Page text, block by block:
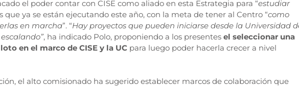
el poder contar con CISE como aliado en esta Estrategia para “estudiar
que ya se están ejecutando este año, con la meta de tener al Centro “como
en marcha”. “Hay proyectos que pueden iniciarse desde la Universidad
, ha indicado Polo, proponiendo a los presentes el seleccionar una
en el marco de CISE y la UC para luego poder hacerla crecer a nivel
el alto comisionado ha sugerido establecer marcos de colaboración que